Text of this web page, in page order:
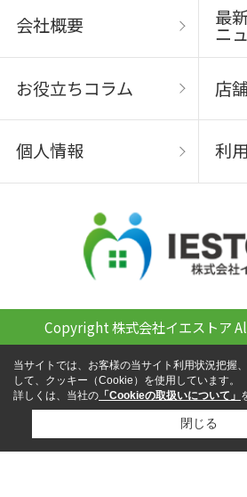
会社概要 最
ニ
お役立ちコラム 店
個人情報 利
Copyright 株式会社イエストア
当サイトでは、お客様の当サイト利用状況把握
して、クッキー（Cookie）を使用しています。
詳しくは、当社の 「Cookieの取扱いについて」
閉じる